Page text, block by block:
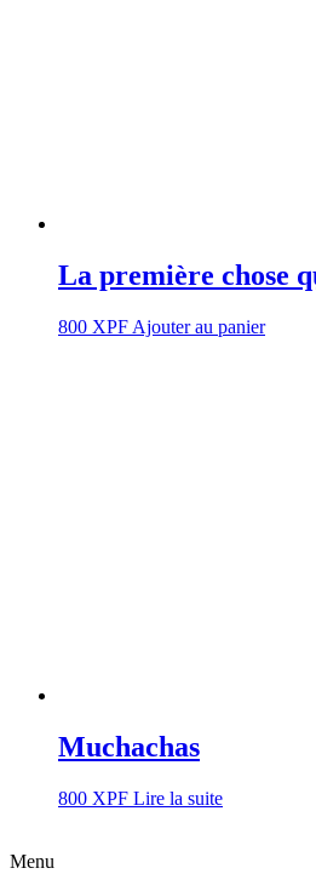
La première chose
800 XPF Ajouter au panier
Muchachas
800 XPF Lire la suite
Menu